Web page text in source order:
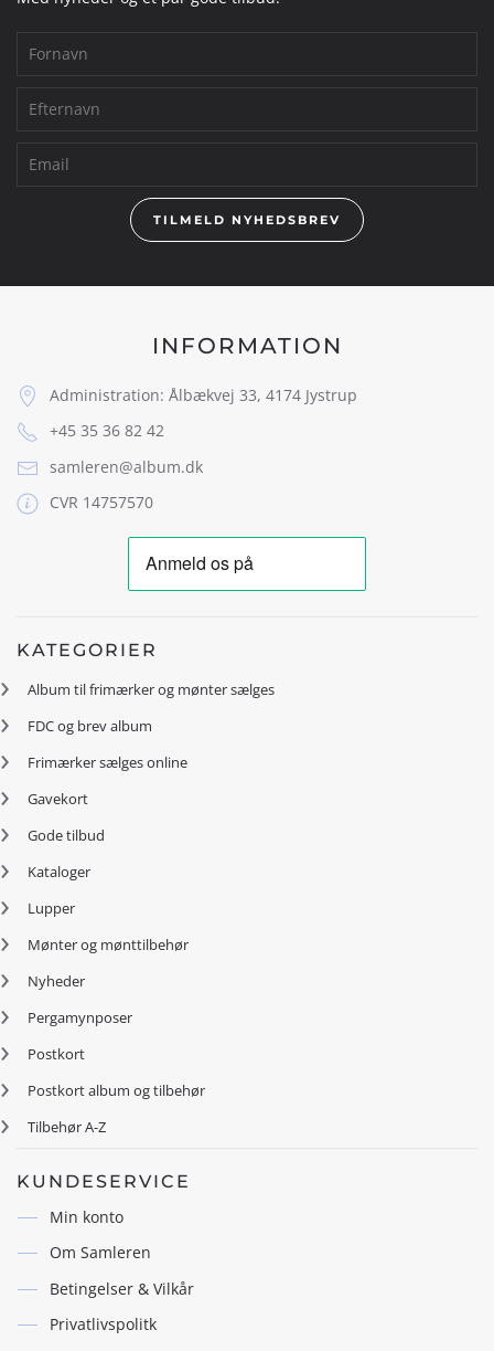
TILMELD NYHEDSBREV
INFORMATION
Administration: Ålbækvej 33, 4174 Jystrup
+45 35 36 82 42
samleren@album.dk
CVR 14757570
KATEGORIER
Album til frimærker og mønter sælges
FDC og brev album
Frimærker sælges online
Gavekort
Gode tilbud
Kataloger
Lupper
Mønter og mønttilbehør
Nyheder
Pergamynposer
Postkort
Postkort album og tilbehør
Tilbehør A-Z
KUNDESERVICE
Min konto
Om Samleren
Betingelser & Vilkår
Privatlivspolitk